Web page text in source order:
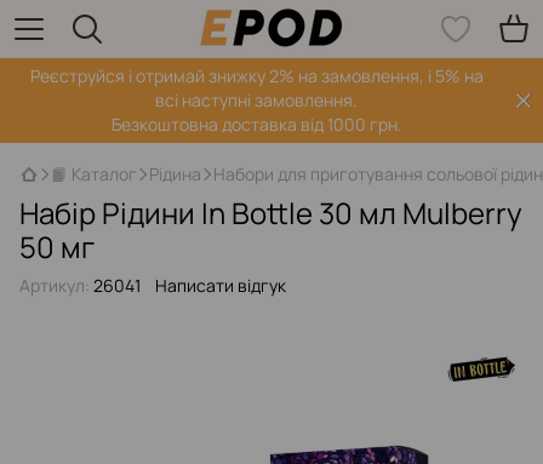
Реєструйся і отримай знижку 2% на замовлення, і 5% на
всі наступні замовлення.
Безкоштовна доставка від 1000 грн.
📙 Каталог Рідина Набори для приготування сольової
Набір Рідини In Bottle 30 мл Mulberry
50 мг
Артикул: 26041 Написати відгук